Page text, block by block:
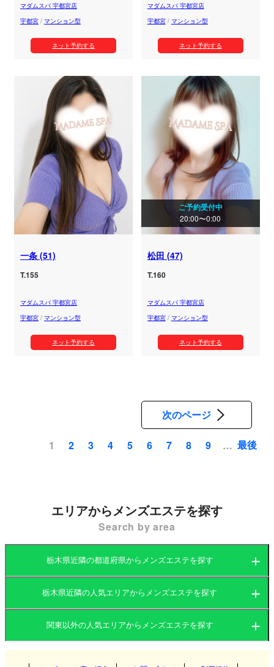
マダムスパ 宇都宮店
宇都宮 / マンション型
ネット予約する
マダムスパ 宇都宮店
宇都宮/ マンション型
ネット予約する
一条 (51)
T.155
マダムスパ 宇都宮店
宇都宮 / マンション型
ネット予約する
ご予約受付中
20:00〜0:00
松田 (47)
T.160
マダムスパ 宇都宮店
宇都宮/ マンション型
ネット予約する
1 2 3 4 5 6 7 8 9 …
次のページ
最後
エリアからメンズエステを探す
Search by area
栃木県近隣の都道府県からメンズエステを探す
茨城県 群馬県
栃木県 東京都
栃木県近隣の人気エリアからメンズエステを探す
関東以外の人気エリアからメンズエステを探す